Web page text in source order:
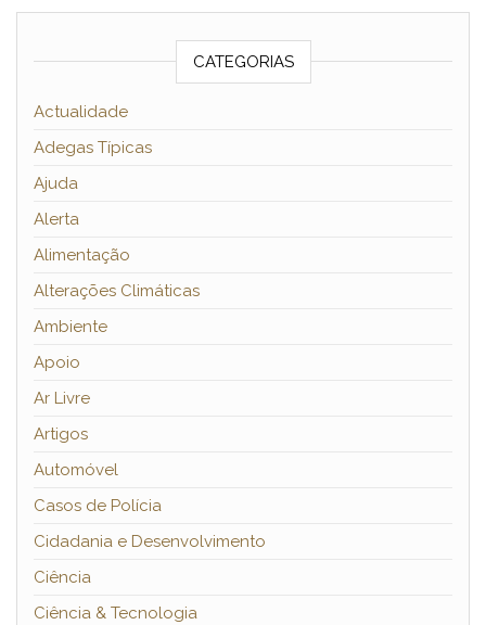
CATEGORIAS
Actualidade
Adegas Típicas
Ajuda
Alerta
Alimentação
Alterações Climáticas
Ambiente
Apoio
Ar Livre
Artigos
Automóvel
Casos de Polícia
Cidadania e Desenvolvimento
Ciência
Ciência & Tecnologia